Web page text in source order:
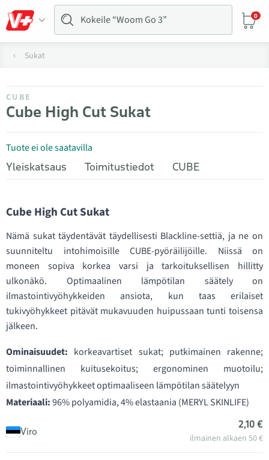
0
Sukat
CUBE
Cube High Cut Sukat
Tuote ei ole saatavilla
Yleiskatsaus
Toimitustiedot CUBE
Cube High Cut Sukat
Nämä sukat täydentävät täydellisesti Blackline-settiä, ja ne on
suunniteltu intohimoisille CUBE-pyöräilijöille. Niissä on
moneen sopiva korkea varsi ja tarkoituksellisen hillitty
ulkonäkö. Optimaalinen lämpötilan säätely on
ilmastointivyöhykkeiden ansiota, kun taas erilaiset
tukivyöhykkeet pitävät mukavuuden huipussaan tunti toisensa
jälkeen.
Ominaisuudet: korkeavartiset sukat; putkimainen rakenne;
toiminnallinen kuitusekoitus; ergonominen muotoilu;
ilmastointivyöhykkeet optimaaliseen lämpötilan säätelyyn
Materiaali:96% polyamidia, 4% elastaania (MERYL SKINLIFE)
Viro
2,10 €
ilmainen alkaen 50 €